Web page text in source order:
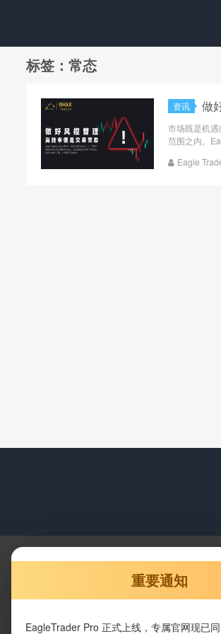
标签：常态
资讯 做
市场既是机
范围之内。
Eagle
重要通知
EagleTrader Pro 正式上线，专属官网现已同